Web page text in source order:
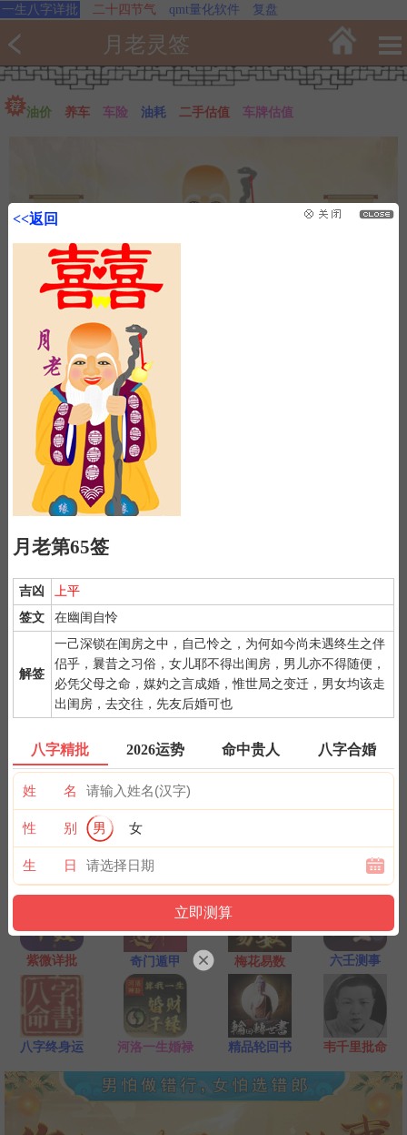
一生八字详批 二十四节气 qmt量化软件 复盘
月老灵签
油价 养车 车险 油耗 二手估值 车牌估值
<<返回
月老第65签
吉凶
上平
签文
在幽闺自怜
解签
一己深锁在闺房之中，自己怜之，为何如今尚未遇终生之伴
侣乎，曩昔之习俗，女儿耶不得出闺房，男儿亦不得随便，
必凭父母之命，媒妁之言成婚，惟世局之变迁，男女均该走
出闺房，去交往，先友后婚可也
八字精批 2026运势 命中贵人 八字合婚
姓 名
性 别 男 女
生 日
月老灵签是公认为最灵验的姻缘签诗，抽灵签前要专心一致，
秉除杂念，先双手合手默念，月下老人，指点迷津。
情；最后点上面的签筒开始抽签！心诚则灵，否则掷到笑杯的机率
很高。
3） 抽签的时间：中午十二点左右和晚上十一点前或者后，晚上十
一点是阴阳相接之时，最适宜抽签，抽签的信息也最准确；房事后
和打雷下大雨时不要抽签，因为此时信息不稳。
紫微详批 奇门遁甲 梅花易数 六壬测事
八字终身运 河洛一生婚禄 精品轮回书 韦千里批命